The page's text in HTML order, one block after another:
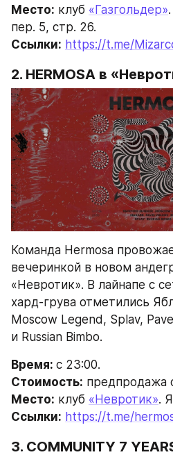
Место: клуб «Газгольдер»
пер. 5, стр. 26.
Ссылки: https://t.me/
2. HERMOSA в
Команда Hermosa
вечеринкой в новом
«Невротик». В лайнапе с
хард-грува отметились
Moscow Legend, Splav,
и Russian Bimbo.
Время: с 23:00.
Стоимость: предпродажа
Место: клуб «Невротик».
Ссылки: https://t.me/
3. COMMUNITY 7